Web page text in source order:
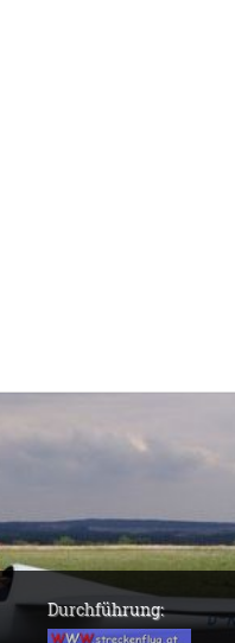
Durchführung: